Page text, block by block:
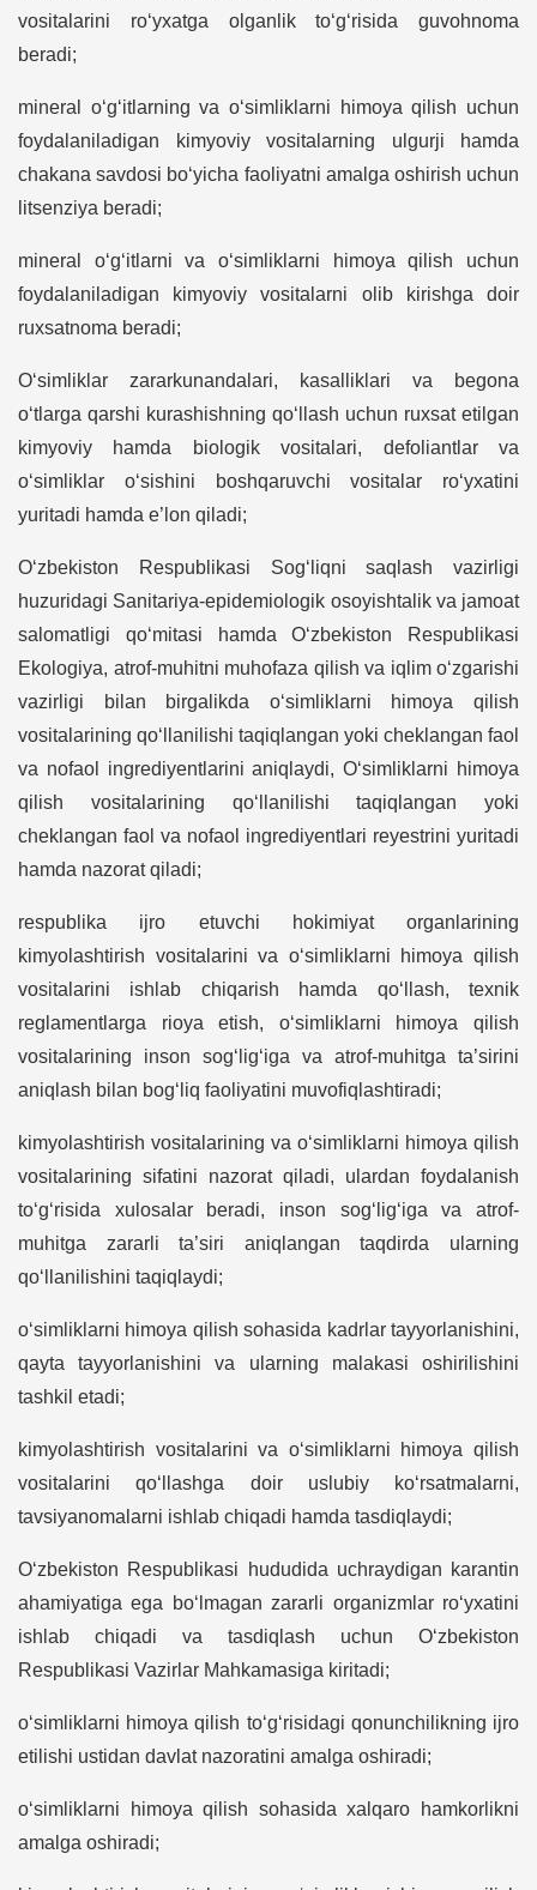
vositalarini ro‘yxatga olganlik to‘g‘risida guvohnoma
beradi;
mineral o‘g‘itlarning va o‘simliklarni himoya qilish uchun
foydalaniladigan kimyoviy vositalarning ulgurji hamda
chakana savdosi bo‘yicha faoliyatni amalga oshirish uchun
litsenziya beradi;
mineral o‘g‘itlarni va o‘simliklarni himoya qilish uchun
foydalaniladigan kimyoviy vositalarni olib kirishga doir
ruxsatnoma beradi;
O‘simliklar zararkunandalari, kasalliklari va begona
o‘tlarga qarshi kurashishning qo‘llash uchun ruxsat etilgan
kimyoviy hamda biologik vositalari, defoliantlar va
o‘simliklar o‘sishini boshqaruvchi vositalar ro‘yxatini
yuritadi hamda e’lon qiladi;
O‘zbekiston Respublikasi Sog‘liqni saqlash vazirligi
huzuridagi Sanitariya-epidemiologik osoyishtalik va jamoat
salomatligi qo‘mitasi hamda O‘zbekiston Respublikasi
Ekologiya, atrof-muhitni muhofaza qilish va iqlim o‘zgarishi
vazirligi bilan birgalikda o‘simliklarni himoya qilish
vositalarining qo‘llanilishi taqiqlangan yoki cheklangan faol
va nofaol ingrediyentlarini aniqlaydi, O‘simliklarni himoya
qilish vositalarining qo‘llanilishi taqiqlangan yoki
cheklangan faol va nofaol ingrediyentlari reyestrini yuritadi
hamda nazorat qiladi;
respublika ijro etuvchi hokimiyat organlarining
kimyolashtirish vositalarini va o‘simliklarni himoya qilish
vositalarini ishlab chiqarish hamda qo‘llash, texnik
reglamentlarga rioya etish, o‘simliklarni himoya qilish
vositalarining inson sog‘lig‘iga va atrof-muhitga ta’sirini
aniqlash bilan bog‘liq faoliyatini muvofiqlashtiradi;
kimyolashtirish vositalarining va o‘simliklarni himoya qilish
vositalarining sifatini nazorat qiladi, ulardan foydalanish
to‘g‘risida xulosalar beradi, inson sog‘lig‘iga va atrof-
muhitga zararli ta’siri aniqlangan taqdirda ularning
qo‘llanilishini taqiqlaydi;
o‘simliklarni himoya qilish sohasida kadrlar tayyorlanishini,
qayta tayyorlanishini va ularning malakasi oshirilishini
tashkil etadi;
kimyolashtirish vositalarini va o‘simliklarni himoya qilish
vositalarini qo‘llashga doir uslubiy ko‘rsatmalarni,
tavsiyanomalarni ishlab chiqadi hamda tasdiqlaydi;
O‘zbekiston Respublikasi hududida uchraydigan karantin
ahamiyatiga ega bo‘lmagan zararli organizmlar ro‘yxatini
ishlab chiqadi va tasdiqlash uchun O‘zbekiston
Respublikasi Vazirlar Mahkamasiga kiritadi;
o‘simliklarni himoya qilish to‘g‘risidagi qonunchilikning ijro
etilishi ustidan davlat nazoratini amalga oshiradi;
o‘simliklarni himoya qilish sohasida xalqaro hamkorlikni
amalga oshiradi;